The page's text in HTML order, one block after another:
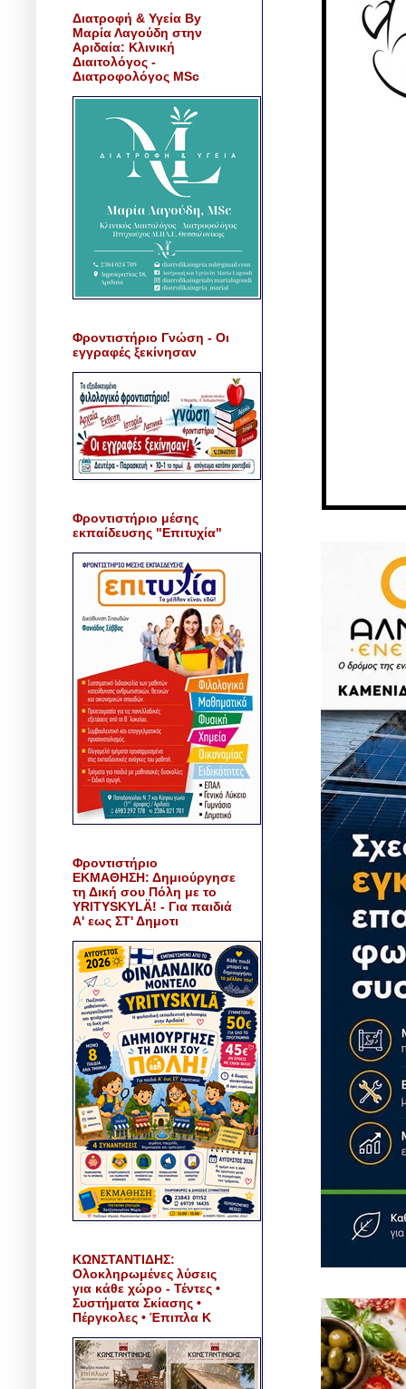
Διατροφή & Υγεία By
Μαρία Λαγούδη στην
Αριδαία: Κλινική
Διαιτολόγος -
Διατροφολόγος MSc
Φροντιστήριο Γνώση - Οι
εγγραφές ξεκίνησαν
Φροντιστήριο μέσης
εκπαίδευσης "Επιτυχία"
Φροντιστήριο
ΕΚΜΑΘΗΣΗ: Δημιούργησε
τη Δική σου Πόλη με το
YRITYSKYLÄ! - Για παιδιά
Α' εως ΣΤ' Δημοτι
ΚΩΝΣΤΑΝΤΙΔΗΣ:
Ολοκληρωμένες λύσεις
για κάθε χώρο - Τέντες •
Συστήματα Σκίασης •
Πέργκολες • Έπιπλα Κ